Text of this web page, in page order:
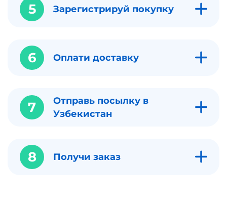
5 Зарегистрируй покупку
6 Оплати доставку
7
Отправь посылку в
Узбекистан
8 Получи заказ